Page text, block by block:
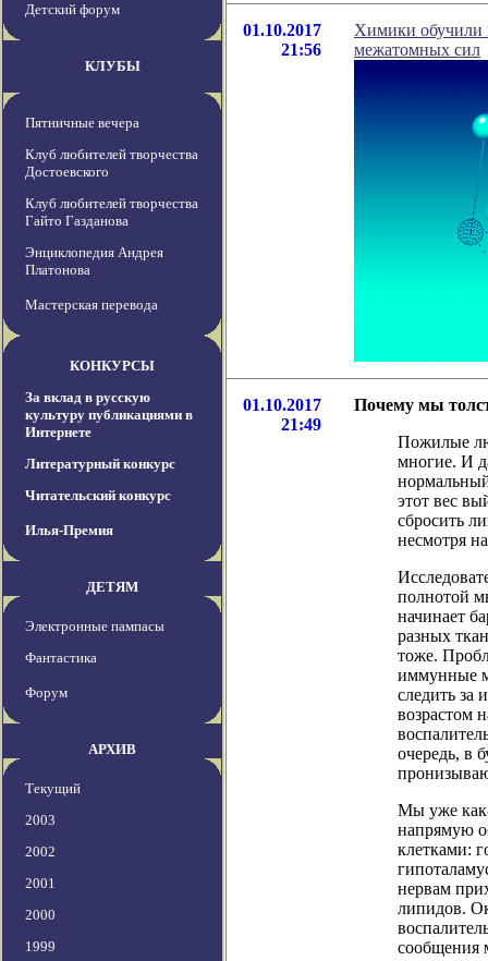
Детский форум
КЛУБЫ
Пятничные вечера
Клуб любителей творчества
Достоевского
Клуб любителей творчества
Гайто Газданова
Энциклопедия Андрея
Платонова
Мастерская перевода
КОНКУРСЫ
За вклад в русскую
культуру публикациями в
Интернете
Литературный конкурс
Читательский конкурс
Илья-Премия
ДЕТЯМ
Электронные пампасы
Фантастика
Форум
АРХИВ
Текущий
2003
2002
2001
2000
1999
01.10.2017
21:56
Химики обучили
межатомных сил
01.10.2017
21:49
Почему мы
Пожилые
многие. И
этот вес
сбросить
несмотря
полнотой
начинает
разных
тоже.
иммунные
следить за
возрастом
очередь, в
Мы уже как-
напрямую
клетками:
нервам
липидов.
сообщения